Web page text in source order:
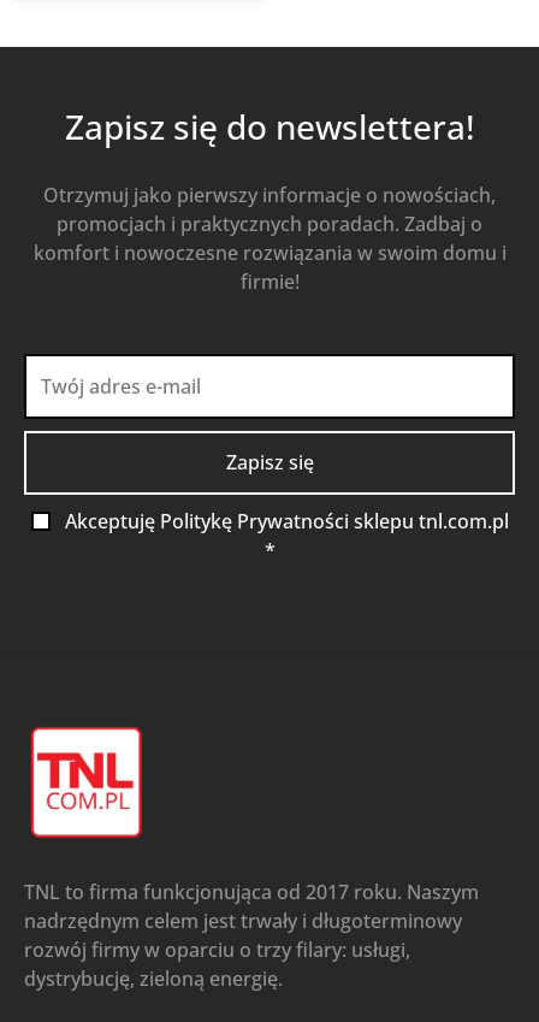
Zapisz się do newslettera!
Otrzymuj jako pierwszy informacje o nowościach,
promocjach i praktycznych poradach. Zadbaj o
komfort i nowoczesne rozwiązania w swoim domu i
firmie!
Akceptuję Politykę Prywatności sklepu tnl.com.pl
*
TNL to firma funkcjonująca od 2017 roku. Naszym
nadrzędnym celem jest trwały i długoterminowy
rozwój firmy w oparciu o trzy filary: usługi,
dystrybucję, zieloną energię.